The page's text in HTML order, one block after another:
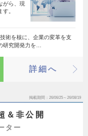
がら、現
す。
術を核に、企業の変革を支
研究開発力を…
詳細へ
掲載期間 26/06/25～26/08/19
＆非公開
ター